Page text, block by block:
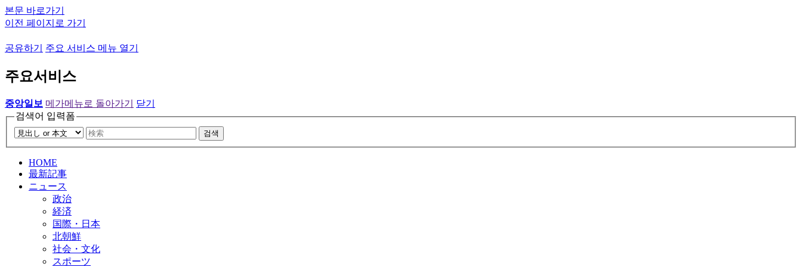
본문 바로가기
이전 페이지로 가기
공유하기 주요 서비스 메뉴 열기
주요서비스
중앙일보 메가메뉴로 돌아가기
닫기
검색어 입력폼
검색
HOME
最新記事
ニュース
政治
経済
国際・日本
北朝鮮
社会・文化
スポーツ